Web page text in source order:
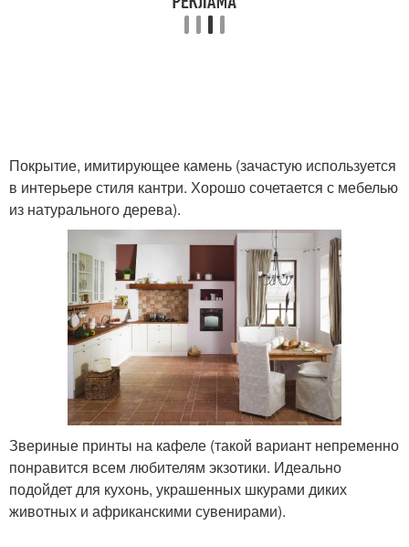
Покрытие, имитирующее камень (зачастую используется
в интерьере стиля кантри. Хорошо сочетается с мебелью
из натурального дерева).
Звериные принты на кафеле (такой вариант непременно
понравится всем любителям экзотики. Идеально
подойдет для кухонь, украшенных шкурами диких
животных и африканскими сувенирами).